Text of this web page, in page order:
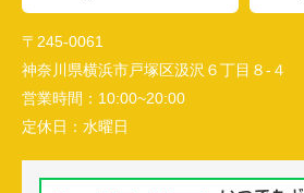
〒245-0061
神奈川県横浜市戸塚区汲沢６丁目８-４
営業時間： 10:00~20:00
定休日： 水曜日